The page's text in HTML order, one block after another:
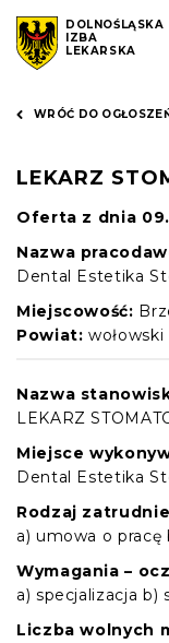
DOLNOŚLĄSKA
IZBA
LEKARSKA
WRÓĆ DO
LEKARZ
Oferta z dnia
Nazwa
Dental Estetika
Miejscowość:
Powiat: wołowski
Nazwa
LEKARZ
Miejsce
Dental Estetika
Rodzaj
a) umowa o
Wymagania –
a) specjalizacja b)
Liczba wolnych